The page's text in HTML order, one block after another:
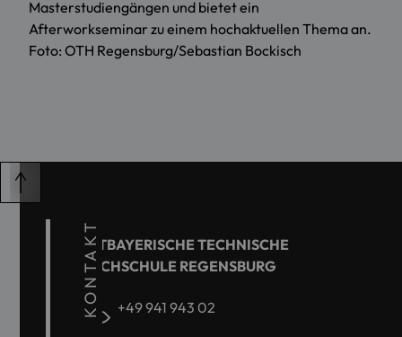
Masterstudiengängen und bietet ein
Afterworkseminar zu einem hochaktuellen Thema an.
Foto: OTH Regensburg/Sebastian Bockisch
KONTAKT
OSTBAYERISCHE TECHNISCHE
HOCHSCHULE REGENSBURG
+49 941 943 02